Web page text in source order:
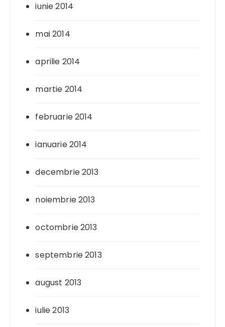
iunie 2014
mai 2014
aprilie 2014
martie 2014
februarie 2014
ianuarie 2014
decembrie 2013
noiembrie 2013
octombrie 2013
septembrie 2013
august 2013
iulie 2013